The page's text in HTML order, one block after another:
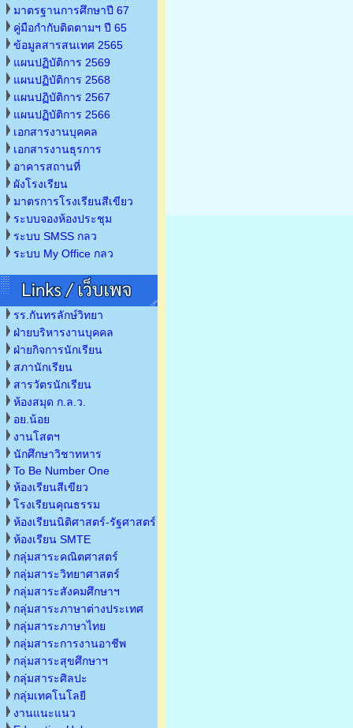
มาตรฐานการศึกษาปี 67
คู่มือกำกับติดตามฯ ปี 65
ข้อมูลสารสนเทศ 2565
แผนปฏิบัติการ 2569
แผนปฏิบัติการ 2568
แผนปฏิบัติการ 2567
แผนปฏิบัติการ 2566
เอกสารงานบุคคล
เอกสารงานธุรการ
อาคารสถานที่
ผังโรงเรียน
มาตรการโรงเรียนสีเขียว
ระบบจองห้องประชุม
ระบบ SMSS กลว
ระบบ My Office กลว
รร.กันทรลักษ์วิทยา
ฝ่ายบริหารงานบุคคล
ฝ่ายกิจการนักเรียน
สภานักเรียน
สารวัตรนักเรียน
ห้องสมุด ก.ล.ว.
อย.น้อย
งานโสตฯ
นักศึกษาวิชาทหาร
To Be Number One
ห้องเรียนสีเขียว
โรงเรียนคุณธรรม
ห้องเรียนนิติศาสตร์-รัฐศาสตร์
ห้องเรียน SMTE
กลุ่มสาระคณิตศาสตร์
กลุ่มสาระวิทยาศาสตร์
กลุ่มสาระสังคมศึกษาฯ
กลุ่มสาระภาษาต่างประเทศ
กลุ่มสาระภาษาไทย
กลุ่มสาระการงานอาชีพ
กลุ่มสาระสุขศึกษาฯ
กลุ่มสาระศิลปะ
กลุ่มเทคโนโลยี
งานแนะแนว